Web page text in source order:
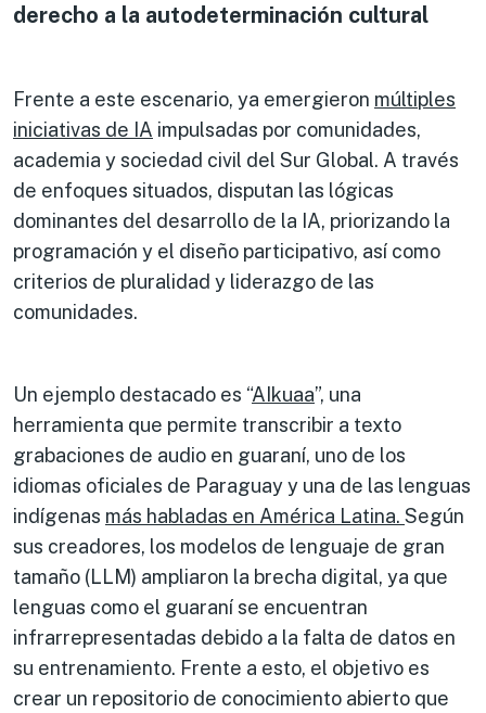
derecho a la autodeterminación cultural
Frente a este escenario, ya emergieron múltiples
iniciativas de IA impulsadas por comunidades,
academia y sociedad civil del Sur Global. A través
de enfoques situados, disputan las lógicas
dominantes del desarrollo de la IA, priorizando la
programación y el diseño participativo, así como
criterios de pluralidad y liderazgo de las
comunidades.
Un ejemplo destacado es “AIkuaa”, una
herramienta que permite transcribir a texto
grabaciones de audio en guaraní, uno de los
idiomas oficiales de Paraguay y una de las lenguas
indígenas más habladas en América Latina. Según
sus creadores, los modelos de lenguaje de gran
tamaño (LLM) ampliaron la brecha digital, ya que
lenguas como el guaraní se encuentran
infrarrepresentadas debido a la falta de datos en
su entrenamiento. Frente a esto, el objetivo es
crear un repositorio de conocimiento abierto que